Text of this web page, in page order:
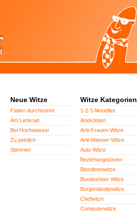
Witze Kategorien
1-2-3 Aktuelles
Anekdoten
Anti-Frauen-Witze
Anti-Männer-Witze
Auto Witze
Beziehungskisten
Blondinenwitze
Bundesheer Witze
Burgenländerwitze
Chefwitze
Computerwitze
Neue Witze
Faden durchtrennt
Am Lenkrad
Bei Hochwasser
Zu peinlich
Stimmen